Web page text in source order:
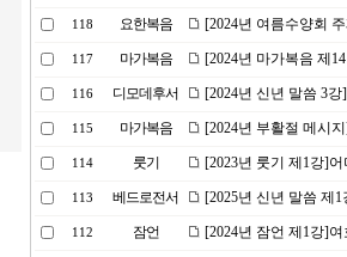
118 요한복음 [2024년 여름수양회
117 마가복음 [2024년 마가복음 제
116 디모데후서 [2024년 신년 말씀 3
115 마가복음 [2024년 부활절 메시
114 룻기 [2023년 룻기 제1강]
113 베드로전서 [2025년 신년 말씀 제
112 잠언 [2024년 잠언 제1강]